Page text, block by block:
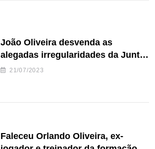
João Oliveira desvenda as
alegadas irregularidades da Junta
de Freguesia S. João de Ver
21/07/2023
Faleceu Orlando Oliveira, ex-